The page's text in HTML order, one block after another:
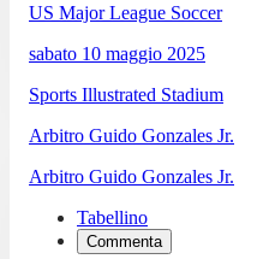
US Major League Soccer
sabato 10 maggio 2025
Sports Illustrated Stadium
Arbitro Guido Gonzales Jr.
Arbitro Guido Gonzales Jr.
Tabellino
Commenta